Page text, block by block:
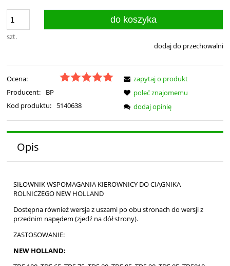
szt.
do koszyka
dodaj do przechowalni
Ocena:
Producent:
BP
Kod produktu:
5140638
zapytaj o produkt
poleć znajomemu
dodaj opinię
Opis
SIŁOWNIK WSPOMAGANIA KIEROWNICY DO CIĄGNIKA
ROLNICZEGO NEW HOLLAND
Dostępna również wersja z uszami po obu stronach do wersji z
przednim napędem (zjedź na dół strony).
ZASTOSOWANIE:
NEW HOLLAND: